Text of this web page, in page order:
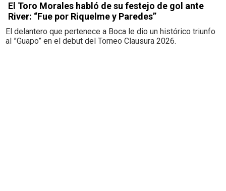
El Toro Morales habló de su festejo de gol ante
River: “Fue por Riquelme y Paredes”
El delantero que pertenece a Boca le dio un histórico triunfo
al ”Guapo” en el debut del Torneo Clausura 2026.